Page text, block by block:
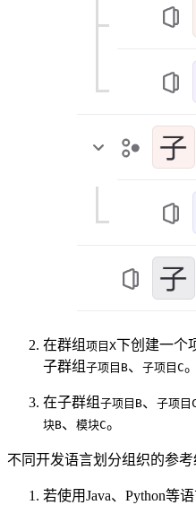
在群组 项目X下创建一个
子群组 子项目B​、 子项目C。
在子群组 子项目B、 子项目
块B、 模块C。
不同开发语言划分组织的参考
若使用Java、Python等